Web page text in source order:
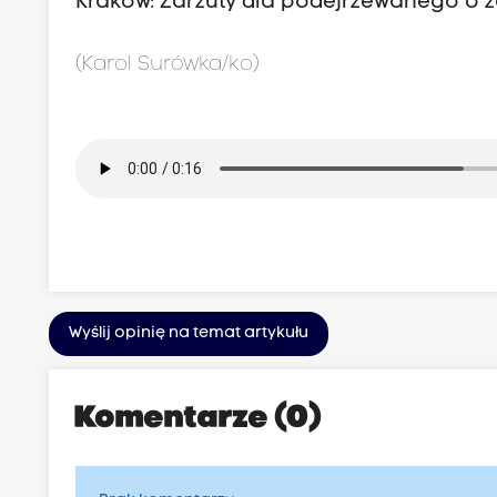
(Karol Surówka/ko)
Wyślij opinię na temat artykułu
Komentarze (0)